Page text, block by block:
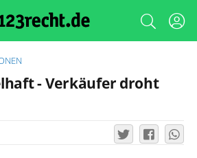
- Verkäufer droht